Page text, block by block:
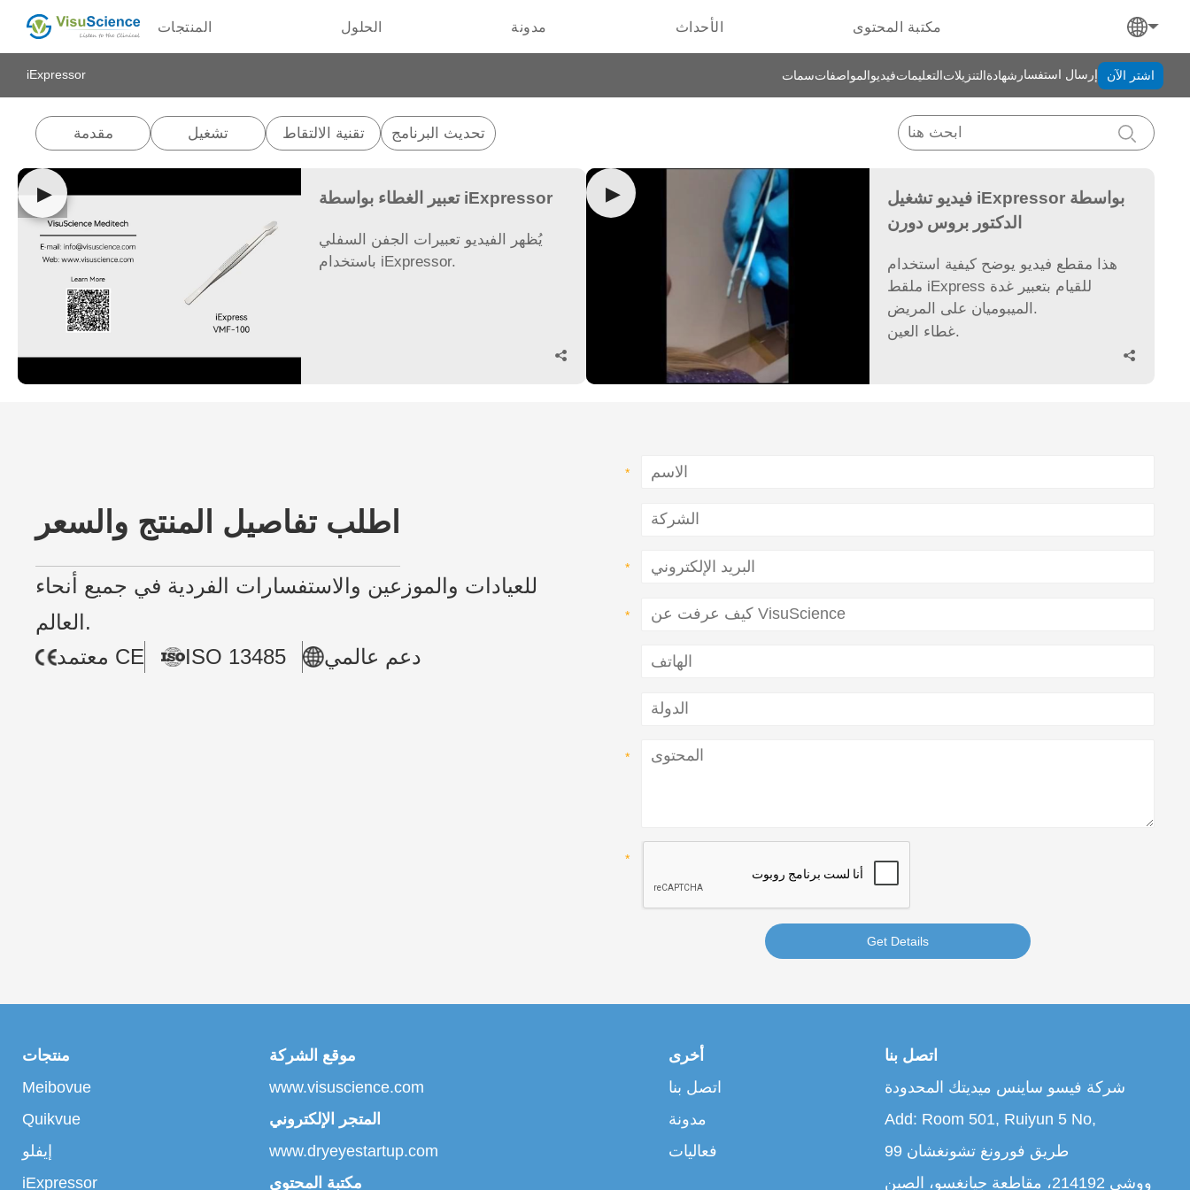
المنتجات الحلول مدونة الأحداث مكتبة المحتوى
iExpressor سماتالمواصفاتفيديوالتعليماتالتنزيلاتشهادة إرسال استفسار اشتر الآن
مقدمة تشغيل تقنية الالتقاط تحديث البرنامج
▶ تعبير الغطاء بواسطة iExpressor
يُظهر الفيديو تعبيرات الجفن السفلي
باستخدام iExpressor.

▶
فيديو تشغيل iExpressor بواسطة
الدكتور بروس دورن
هذا مقطع فيديو يوضح كيفية استخدام
ملقط iExpress للقيام بتعبير غدة
الميبوميان على المريض.
غطاء العين.

اطلب تفاصيل المنتج والسعر
للعيادات والموزعين والاستفسارات الفردية في جميع أنحاء
العالم.
معتمد CE
ISO 13485 دعم عالمي
Get Details
منتجات
Meibovue
Quikvue
إيفلو
iExpressor
موقع الشركة
www.visuscience.com
المتجر الإلكتروني
www.dryeyestartup.com
مكتبة المحتوى
أخرى
اتصل بنا
مدونة
فعاليات
اتصل بنا
شركة فيسو ساينس ميديتك المحدودة
Add: Room 501, Ruiyun 5 No,
99 طريق فورونغ تشونغشان
ووشي 214192، مقاطعة جيانغسو، الصين